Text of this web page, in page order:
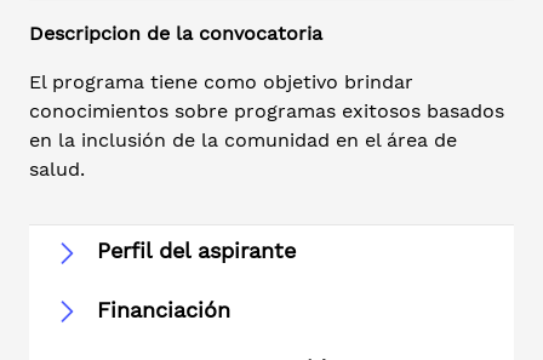
Descripcion de la convocatoria
El programa tiene como objetivo brindar
conocimientos sobre programas exitosos basados
en la inclusión de la comunidad en el área de
salud.
Perfil del aspirante
Financiación